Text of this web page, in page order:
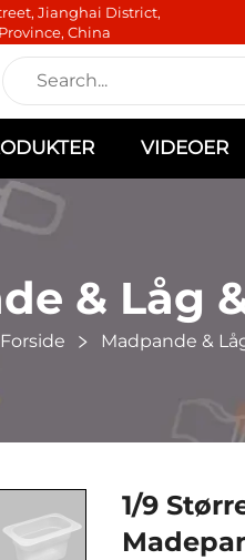
Jianghai District,
China
VIDEOER
& Låg
Forside Madpande &
1/9